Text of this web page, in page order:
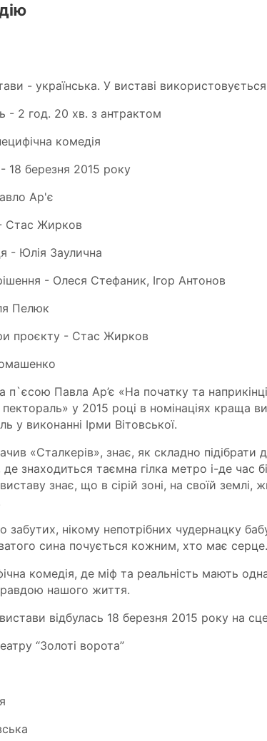
- українська. У виставі
- 2 год. 20 хв. з антрактом
комедія
18 березня 2015 року
Ар'є
Стас Жирков
- Юлія Заулична
- Олеся Стефаник, Ігор Антонов
Пелюк
проєкту - Стас Жирков
п`єсою Павла Ар’є «На початку та
пектораль» у 2015 році в номінаціях краща
у виконанні Ірми Вітовської.
«Сталкерів», знає, як складно
де знаходиться таємна гілка метро і-де час
знає, що в сірій зоні, на своїй
забутих, нікому непотрібних чудернацку
сина почується кожним, хто має серце.
комедія, де міф та реальність мають
нашого життя.
відбулась 18 березня 2015 року на
“Золоті ворота”